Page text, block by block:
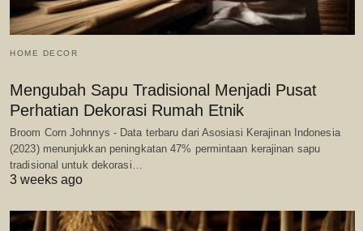
HOME DECOR
Mengubah Sapu Tradisional Menjadi Pusat
Perhatian Dekorasi Rumah Etnik
Broom Corn Johnnys - Data terbaru dari Asosiasi Kerajinan Indonesia
(2023) menunjukkan peningkatan 47% permintaan kerajinan sapu
tradisional untuk dekorasi…
3 weeks ago